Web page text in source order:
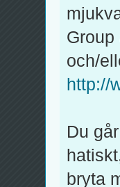
och/
http://
Du
bryta